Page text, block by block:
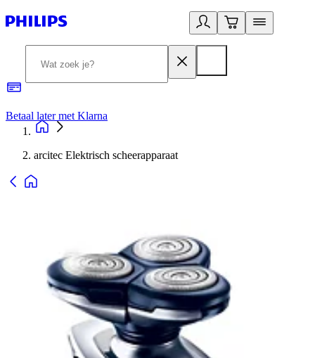
Betaal later met Klarna
arcitec Elektrisch scheerapparaat